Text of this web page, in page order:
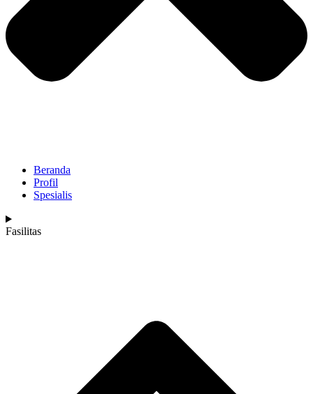
Beranda
Profil
Spesialis
Fasilitas